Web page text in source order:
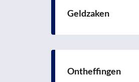
Geldzaken
Lees
Ontheffingen
Lees